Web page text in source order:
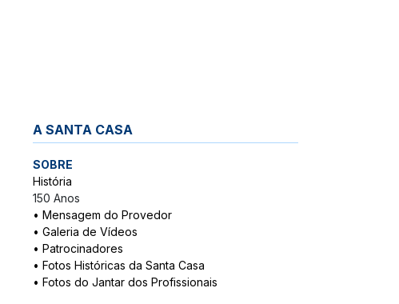
A SANTA CASA
SOBRE
História
150 Anos
• Mensagem do Provedor
• Galeria de Vídeos
• Patrocinadores
• Fotos Históricas da Santa Casa
• Fotos do Jantar dos Profissionais